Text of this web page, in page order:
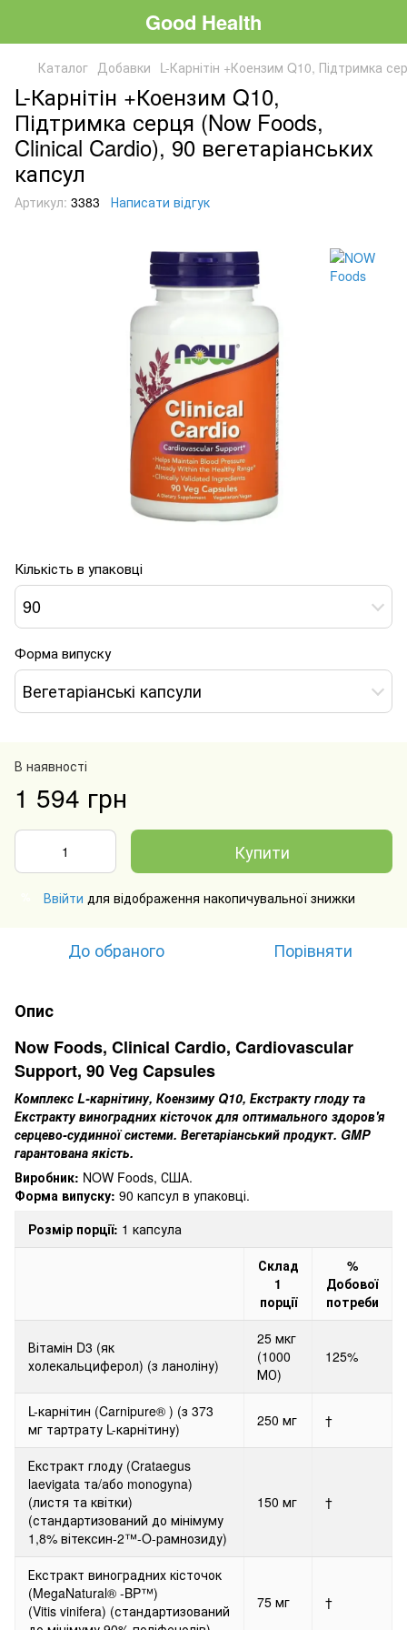
Good Health
Каталог Добавки L-Карнітін +Коензим Q10, Підтримка
L-Карнітін +Коензим Q10,
Підтримка серця (Now Foods,
Clinical Cardio), 90 вегетаріанських
капсул
Артикул: 3383 Написати відгук
Кількість в упаковці
90
Форма випуску
Вегетаріанські капсули
В наявності
1 594 грн
Купити
Ввійти для відображення накопичувальної знижки
До обраного Порівняти
Опис
Now Foods, Clinical Cardio, Cardiovascular
Support, 90 Veg Capsules
Комплекс L-карнітину, Коензиму Q10, Екстракту глоду та
Екстракту виноградних кісточок для оптимального здоров'я
серцево-судинної системи. Вегетаріанський продукт. GMP
гарантована якість.
Виробник: NOW Foods, США.
Форма випуску: 90 капсул в упаковці.
Розмір порції: 1 капсула
Склад
1
порції
%
Добової
потреби
Вітамін D3 (як
холекальциферол) (з ланоліну)
25 мкг
(1000
МО)
125%
L-карнітин (Carnipure®) (з 373
мг тартрату L-карнітину)
250 мг †
Екстракт глоду (Crataegus
laevigata та/або monogyna)
(листя та квітки)
(стандартизований до мінімуму
1,8% вітексин-2™-O-рамнозиду)
150 мг †
Екстракт виноградних кісточок
(MegaNatural®-BP™)
(Vitis vinifera) (стандартизований
75 мг †